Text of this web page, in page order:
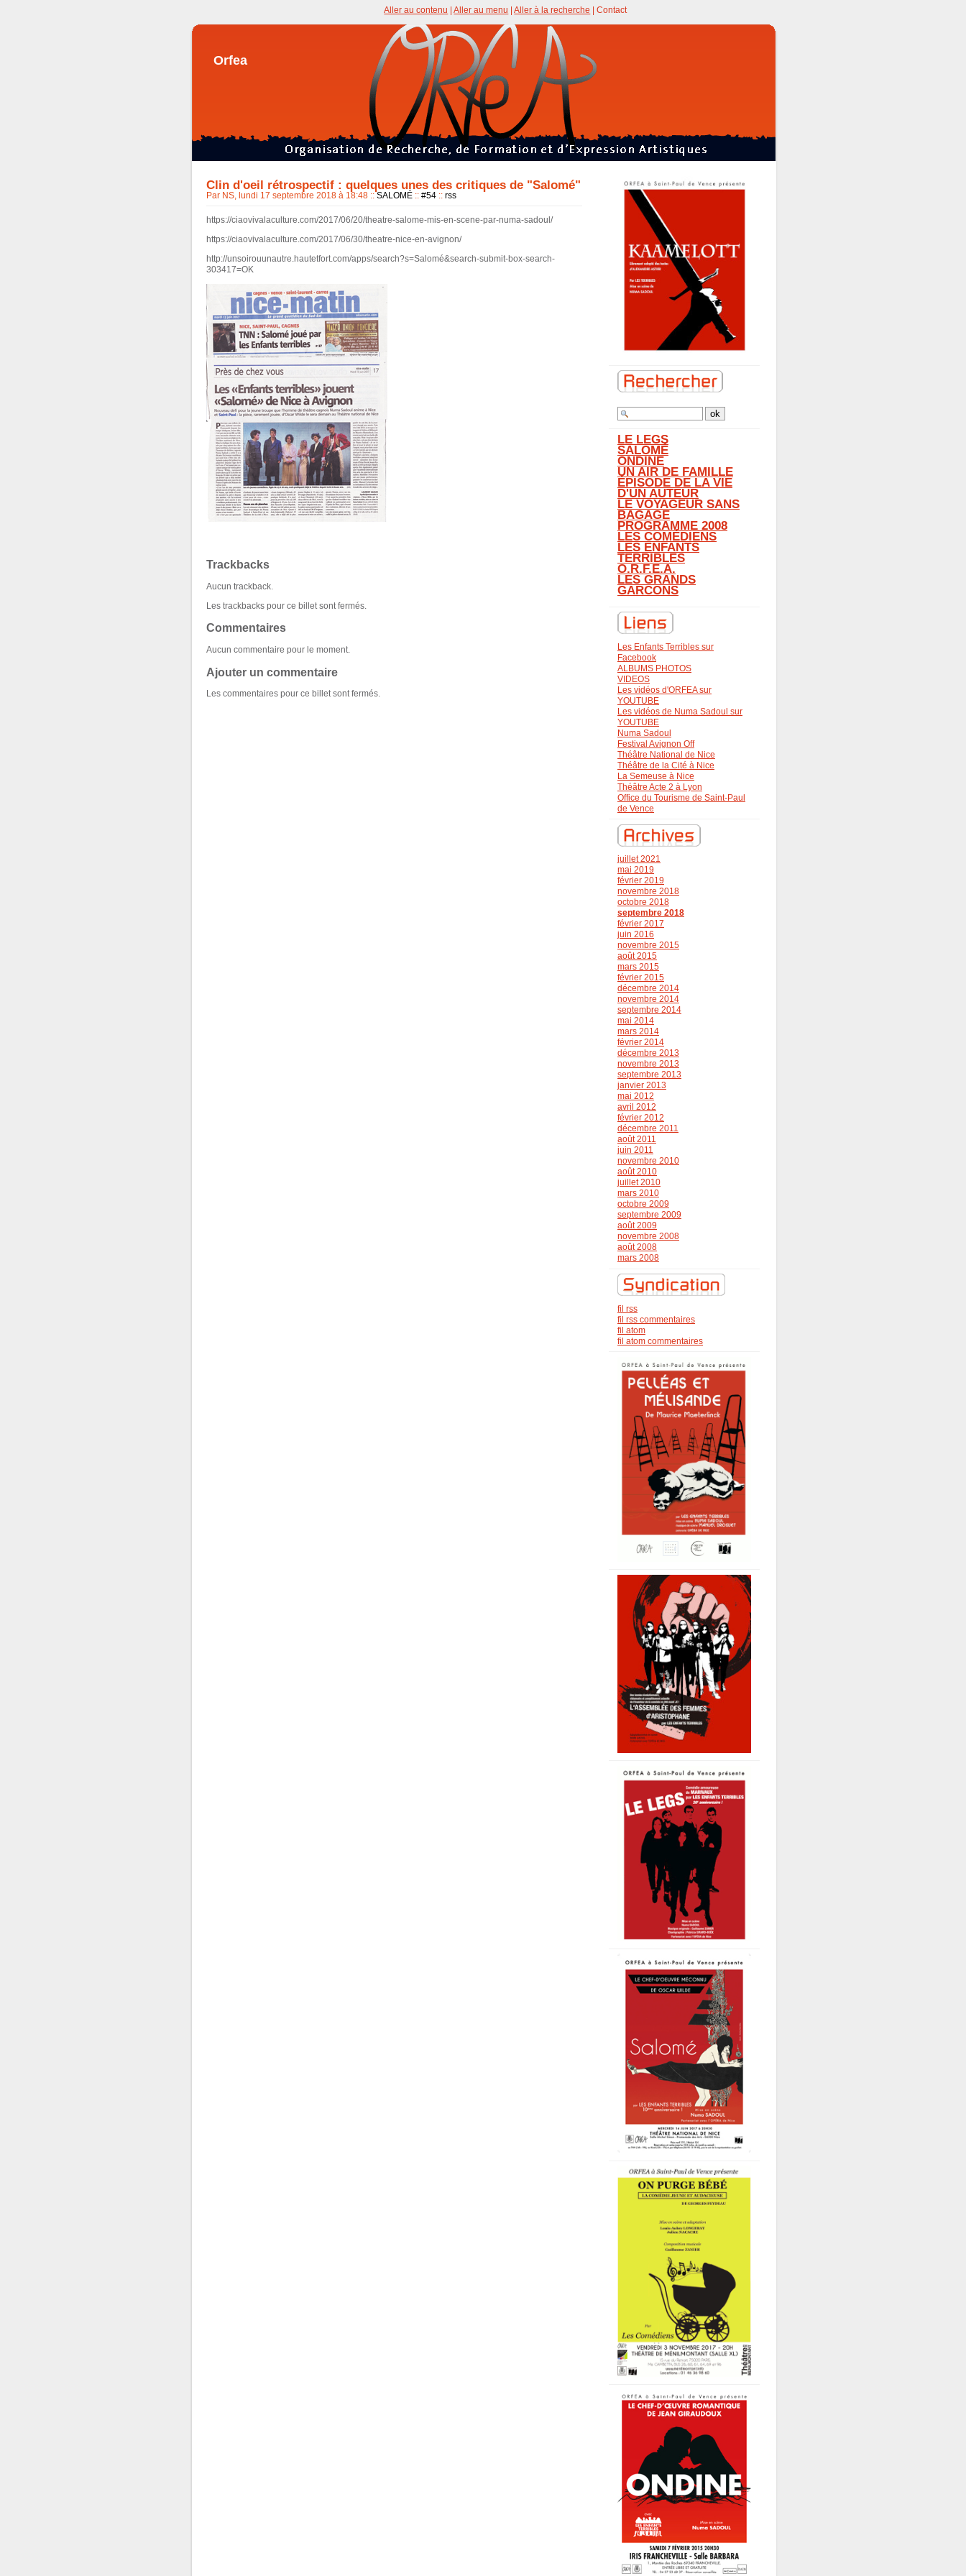
Orfea
Aller au contenu |Aller au menu |Aller à la recherche |Contact
Clin d'oeil rétrospectif : quelques unes des critiques de "Salomé"
Par NS, lundi 17 septembre 2018 à 18:48 :: SALOMÉ :: #54 :: rss
https://ciaovivalaculture.com/2017/06/20/theatre-salome-mis-en-scene-par-numa-sadoul/
https://ciaovivalaculture.com/2017/06/30/theatre-nice-en-avignon/
http://unsoirouunautre.hautetfort.com/apps/search?s=Salomé&search-submit-box-search-
303417=OK
Trackbacks
Aucun trackback.
Les trackbacks pour ce billet sont fermés.
Commentaires
Aucun commentaire pour le moment.
Ajouter un commentaire
Les commentaires pour ce billet sont fermés.
LE LEGS
SALOMÉ
ONDINE
UN AIR DE FAMILLE
ÉPISODE DE LA VIE
D'UN AUTEUR
LE VOYAGEUR SANS
BAGAGE
PROGRAMME 2008
LES COMÉDIENS
LES ENFANTS
TERRIBLES
O.R.F.E.A.
LES GRANDS
GARCONS
Les Enfants Terribles sur
Facebook
ALBUMS PHOTOS
VIDEOS
Les vidéos d'ORFEA sur
YOUTUBE
Les vidéos de Numa Sadoul sur
YOUTUBE
Numa Sadoul
Festival Avignon Off
Théâtre National de Nice
Théâtre de la Cité à Nice
La Semeuse à Nice
Théâtre Acte 2 à Lyon
Office du Tourisme de Saint-Paul
de Vence
juillet 2021
mai 2019
février 2019
novembre 2018
octobre 2018
septembre 2018
février 2017
juin 2016
novembre 2015
août 2015
mars 2015
février 2015
décembre 2014
novembre 2014
septembre 2014
mai 2014
mars 2014
février 2014
décembre 2013
novembre 2013
septembre 2013
janvier 2013
mai 2012
avril 2012
février 2012
décembre 2011
août 2011
juin 2011
novembre 2010
août 2010
juillet 2010
mars 2010
octobre 2009
septembre 2009
août 2009
novembre 2008
août 2008
mars 2008
fil rss
fil rss commentaires
fil atom
fil atom commentaires